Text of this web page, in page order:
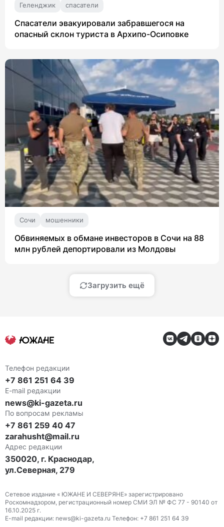
Геленджик спасатели
Спасатели эвакуировали забравшегося на
опасный склон туриста в Архипо-Осиповке
Сочи мошенники
Обвиняемых в обмане инвесторов в Сочи на 88
млн рублей депортировали из Молдовы
Загрузить ещё
Телефон редакции
+7 861 251 64 39
E-mail редакции
news@ki-gazeta.ru
По вопросам рекламы
+7 861 259 40 47
zarahusht@mail.ru
Адрес редакции
350020, г. Краснодар,
ул.Северная, 279
Сетевое издание « ЮЖАНЕ И СЕВЕРЯНЕ» зарегистрировано
Роскомнадзором, регистрационный номер СМИ ЭЛ № ФС 77 - 90140 от
16.10.2025 г.
E-mail редакции: news@ki-gazeta.ru Телефон: +7 861 251 64 39